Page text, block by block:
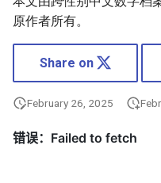
原作者所有。
Share on
February 26, 2025